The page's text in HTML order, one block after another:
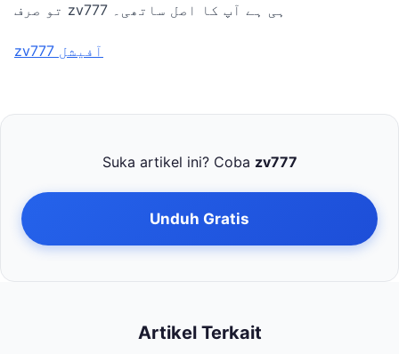
تو صرف zv777 ہی ہے آپ کا اصل ساتھی۔
zv777 آفیشل
Suka artikel ini? Coba zv777
Unduh Gratis
Artikel Terkait